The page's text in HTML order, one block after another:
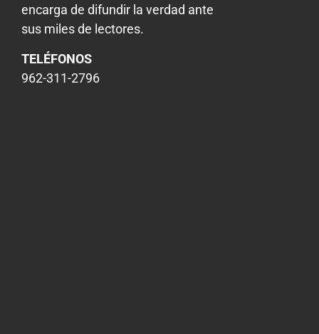
encarga de difundir la verdad ante
sus miles de lectores.
TELÉFONOS
962-311-2796